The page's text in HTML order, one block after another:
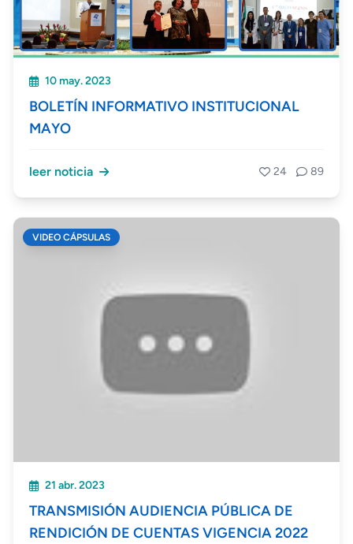
10 may. 2023
BOLETÍN INFORMATIVO INSTITUCIONAL
MAYO
leer noticia 24 89
VIDEO CÁPSULAS
21 abr. 2023
TRANSMISIÓN AUDIENCIA PÚBLICA DE
RENDICIÓN DE CUENTAS VIGENCIA 2022